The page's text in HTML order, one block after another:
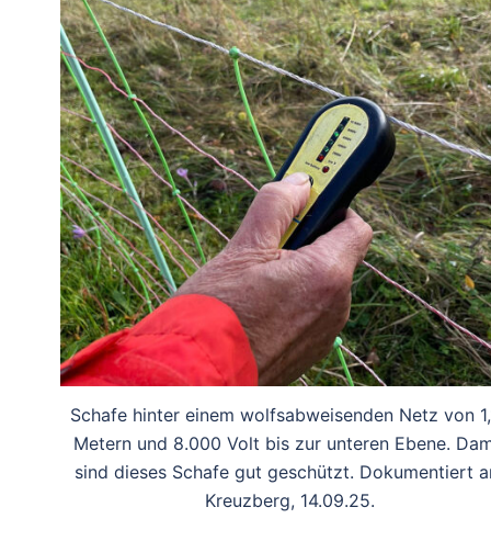
Schafe hinter einem wolfsabweisenden Netz von
Metern und 8.000 Volt bis zur unteren Ebene.
sind dieses Schafe gut geschützt. Dokumentiert
Kreuzberg, 14.09.25.